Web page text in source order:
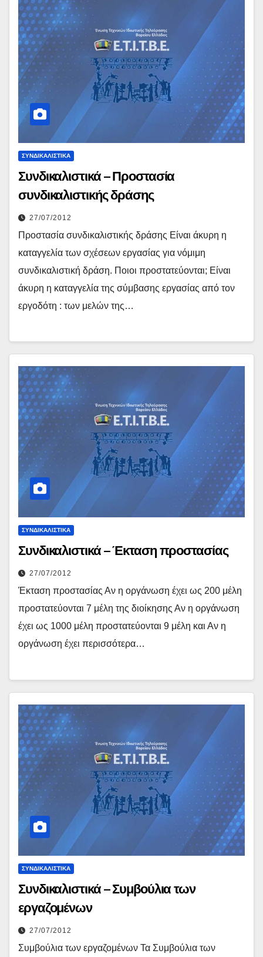
ΣΥΝΔΙΚΑΛΙΣΤΙΚΆ
Συνδικαλιστικά – Προστασία
συνδικαλιστικής δράσης
27/07/2012
Προστασία συνδικαλιστικής δράσης Είναι άκυρη η
καταγγελία των σχέσεων εργασίας για νόμιμη
συνδικαλιστική δράση. Ποιοι προστατεύονται; Είναι
άκυρη η καταγγελία της σύμβασης εργασίας από τον
εργοδότη : των μελών της…
ΣΥΝΔΙΚΑΛΙΣΤΙΚΆ
Συνδικαλιστικά – Έκταση προστασίας
27/07/2012
Έκταση προστασίας Αν η οργάνωση έχει ως 200 μέλη
προστατεύονται 7 μέλη της διοίκησης Αν η οργάνωση
έχει ως 1000 μέλη προστατεύονται 9 μέλη και Αν η
οργάνωση έχει περισσότερα…
ΣΥΝΔΙΚΑΛΙΣΤΙΚΆ
Συνδικαλιστικά – Συμβούλια των
εργαζομένων
27/07/2012
Συμβούλια των εργαζομένων Τα Συμβούλια των